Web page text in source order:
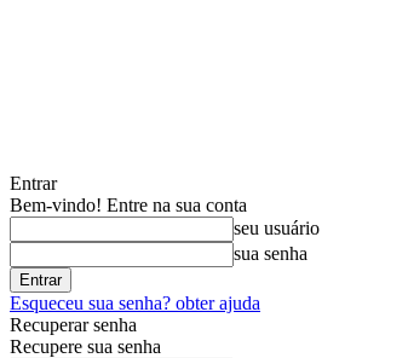
Entrar
Bem-vindo! Entre na sua conta
seu usuário
sua senha
Esqueceu sua senha? obter ajuda
Recuperar senha
Recupere sua senha